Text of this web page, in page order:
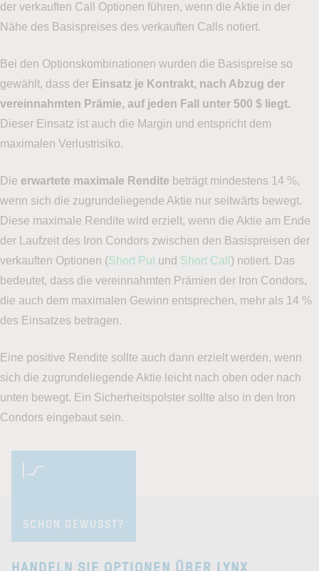
der verkauften Call Optionen führen, wenn die Aktie in der
Nähe des Basispreises des verkauften Calls notiert.
Bei den Optionskombinationen wurden die Basispreise so
gewählt, dass der Einsatz je Kontrakt, nach Abzug der
vereinnahmten Prämie, auf jeden Fall unter 500 $ liegt.
Dieser Einsatz ist auch die Margin und entspricht dem
maximalen Verlustrisiko.
Die erwartete maximale Rendite beträgt mindestens 14 %,
wenn sich die zugrundeliegende Aktie nur seitwärts bewegt.
Diese maximale Rendite wird erzielt, wenn die Aktie am Ende
der Laufzeit des Iron Condors zwischen den Basispreisen der
verkauften Optionen (Short Put und Short Call ) notiert. Das
bedeutet, dass die vereinnahmten Prämien der Iron Condors,
die auch dem maximalen Gewinn entsprechen, mehr als 14 %
des Einsatzes betragen.
Eine positive Rendite sollte auch dann erzielt werden, wenn
sich die zugrundeliegende Aktie leicht nach oben oder nach
unten bewegt. Ein Sicherheitspolster sollte also in den Iron
Condors eingebaut sein.
SCHON GEWUSST?
HANDELN SIE OPTIONEN ÜBER LYNX